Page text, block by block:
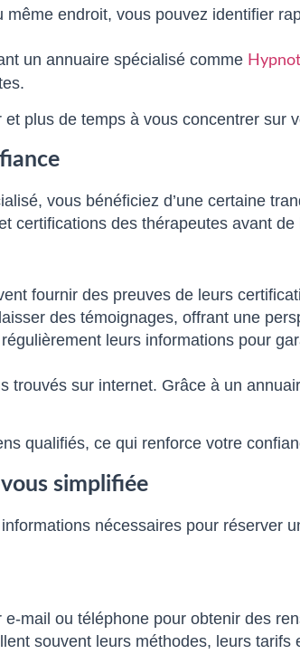
endroit, vous pouvez identifier
un annuaire spécialisé comme
plus de temps à vous concentrer sur
vous bénéficiez d’une certaine
certifications des thérapeutes avant de
fournir des preuves de leurs
des témoignages, offrant une
leurs informations pour
sur internet. Grâce à un
qualifiés, ce qui renforce votre
simplifiée
nécessaires pour
mail ou téléphone pour obtenir des
souvent leurs méthodes, leurs tarifs